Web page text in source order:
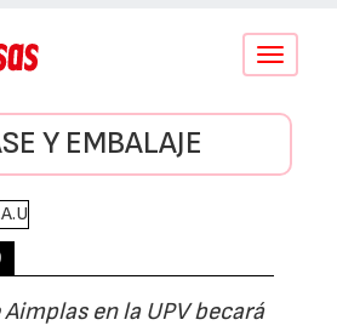
Conmutar
Y EMBALAJE
en la UPV becará